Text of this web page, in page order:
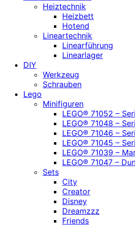
Heiztechnik
Heizbett
Hotend
Lineartechnik
Linearführung
Linearlager
DIY
Werkzeug
Schrauben
Lego
Minifiguren
LEGO® 71052 –
LEGO® 71048 –
LEGO® 71046 –
LEGO® 71045 –
LEGO® 71039 –
LEGO® 71047 –
Sets
City
Creator
Disney
Dreamzzz
Friends